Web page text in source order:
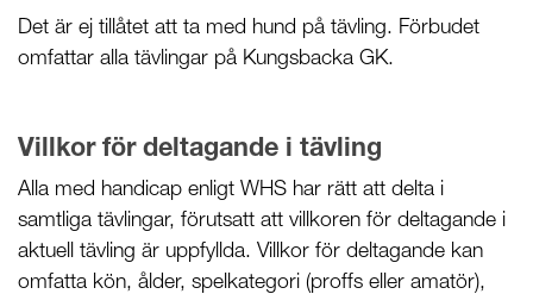
Det är ej tillåtet att ta med hund på tävling. Förbudet
omfattar alla tävlingar på Kungsbacka GK.
Villkor för deltagande i tävling
Alla med handicap enligt WHS har rätt att delta i
samtliga tävlingar, förutsatt att villkoren för deltagande i
aktuell tävling är uppfyllda. Villkor för deltagande kan
omfatta kön, ålder, spelkategori (proffs eller amatör),